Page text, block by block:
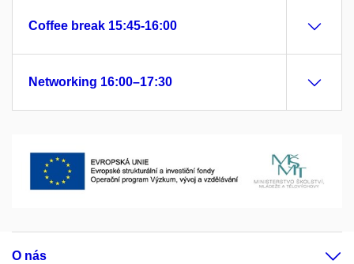
Coffee break 15:45-16:00
Networking 16:00–17:30
O nás